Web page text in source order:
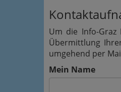
Um die Info-Graz
Übermittlung
umgehend per
Mein Name